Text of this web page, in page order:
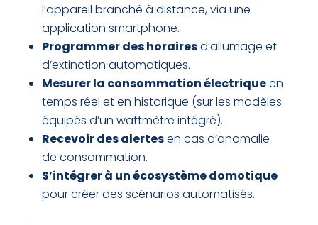
l’appareil branché à distance, via une
application smartphone.
Programmer des horairesd’allumage et
d’extinction automatiques.
Mesurer la consommation électriqueen
temps réel et en historique (sur les modèles
équipés d’un wattmètre intégré).
Recevoir des alertesen cas d’anomalie
de consommation.
S’intégrer à un écosystème domotique
pour créer des scénarios automatisés.